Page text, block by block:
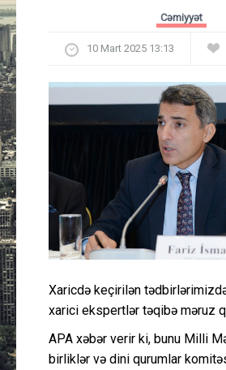
Cəmiyyət
10 Mart 2025 13:13
Xaricdə keçirilən
xarici ekspertlər təqibə məruz
APA xəbər verir ki, bunu Milli
birliklər və dini qurumlar